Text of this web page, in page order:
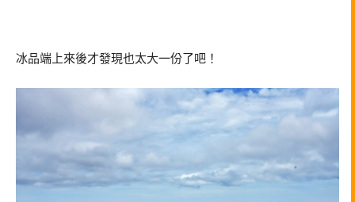
冰品端上來後才發現也太大一份了吧！